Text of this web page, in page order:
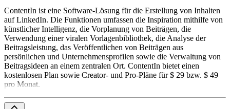
ContentIn ist eine Software-Lösung für die Erstellung von Inhalten
auf LinkedIn. Die Funktionen umfassen die Inspiration mithilfe von
künstlicher Intelligenz, die Vorplanung von Beiträgen, die
Verwendung einer viralen Vorlagenbibliothek, die Analyse der
Beitragsleistung, das Veröffentlichen von Beiträgen aus
persönlichen und Unternehmensprofilen sowie die Verwaltung von
Beitragsideen an einem zentralen Ort. ContentIn bietet einen
kostenlosen Plan sowie Creator- und Pro-Pläne für $ 29 bzw. $ 49
pro Monat.